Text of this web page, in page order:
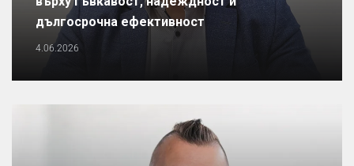
дългосрочна ефективност
4.06.2026